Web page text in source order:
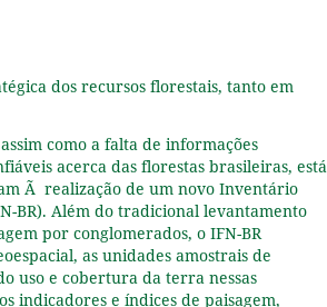
dos recursos florestais, tanto em
como a falta de informações
acerca das florestas brasileiras, está
Ã realização de um novo Inventário
BR). Além do tradicional levantamento
por conglomerados, o IFN-BR
as unidades amostrais de
uso e cobertura da terra nessas
indicadores e índices de paisagem,